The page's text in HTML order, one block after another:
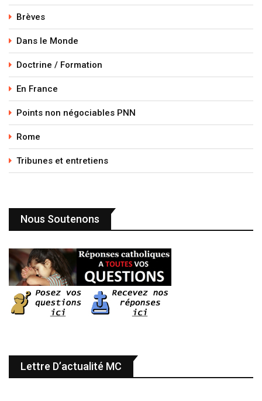
Brèves
Dans le Monde
Doctrine / Formation
En France
Points non négociables PNN
Rome
Tribunes et entretiens
Nous Soutenons
Lettre D’actualité MC